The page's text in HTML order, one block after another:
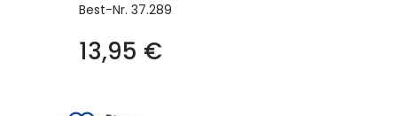
Best-Nr. 37.289
13,95 €